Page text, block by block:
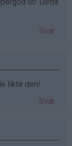
Svar
likte den!
Svar